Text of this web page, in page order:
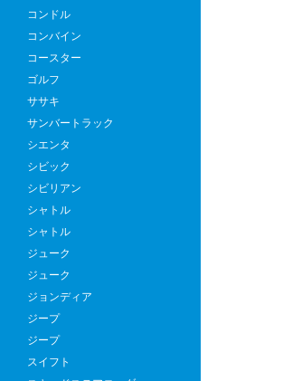
コンドル
コンバイン
コースター
ゴルフ
ササキ
サンバートラック
シエンタ
シビック
シビリアン
シャトル
シャトル
ジューク
ジューク
ジョンディア
ジープ
ジープ
スイフト